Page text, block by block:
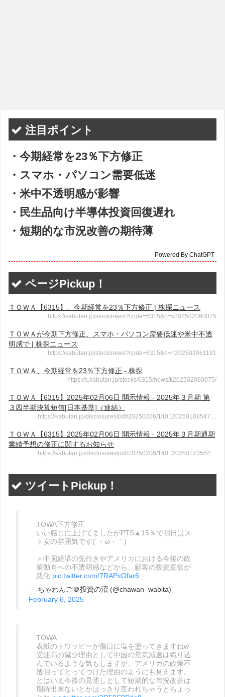
注目ポイント
・今期経常を23％下方修正
・スマホ・パソコン需要低迷
・米中不透明感が影響
・民生品向け半導体投資回復遅れ
・短期的な市況改善の期待薄
Powered By ChatGPT
ページPickup！
ＴＯＷＡ【6315】、今期経常を23％下方修正 | 株探ニュース
https://kabutan.jp/stock/news?code=6315&b=k202502060075
ＴＯＷＡが今期下方修正、スマホ・パソコン需要低迷や米中不透
明感で | 株探ニュース
https://kabutan.jp/stock/news?code=6315&b=n202502061191
ＴＯＷＡ、今期経常を23％下方修正 - 株探
https://s.kabutan.jp/stocks/6315/news/k202502060075/
ＴＯＷＡ【6315】2025年02月06日 開示情報 - 2025年３月期 第
３四半期決算短信[日本基準]（連結）
https://kabutan.jp/disclosures/pdf/20250206/140120250108547…
ＴＯＷＡ【6315】2025年02月06日 開示情報 - 2025年３月期通期
業績予想の修正に関するお知らせ
https://kabutan.jp/disclosures/pdf/20250206/140120250123554…
ツイートPickup！
TOWA下方修正
いい感じに上げてましたがPTS▲15％で明日はス
ト安の雰囲気です(´・ω・｀)
＞中国経済の先行きやアメリカにおける今後の政
策動向への不透明感などから、顧客の投資意欲が
悪化 pic.twitter.com/7RAPxOfar6
— ちゃわんご＠投資の沼 (@chawan_wabita)
February 6, 2025
TOWA
表紙のトワッピーが傷口に塩を塗ってきますねw
受注高の減少理由として中国の景気減速は織り込
んでいるような気もしますが、アメリカの政策不
透明ってとってつけた理由のようにも見えます。
とはいえ今後の見通しとして短期的な市況改善は
期待出来ないとかはっきり言われちゃうとちょっ